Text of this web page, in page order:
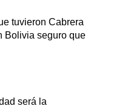
tuvieron Cabrera
Bolivia seguro que
será la